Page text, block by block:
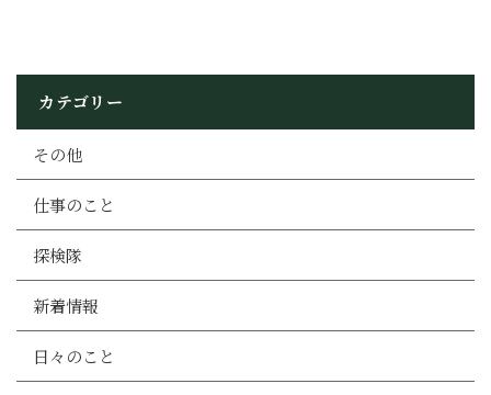
カテゴリー
その他
仕事のこと
探検隊
新着情報
日々のこと